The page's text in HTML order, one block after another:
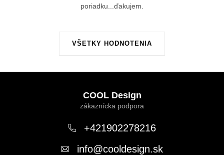
VŠETKY HODNOTENIA
poriadku...ďakujem.
COOL Design
+421902278216
info@cooldesign.sk